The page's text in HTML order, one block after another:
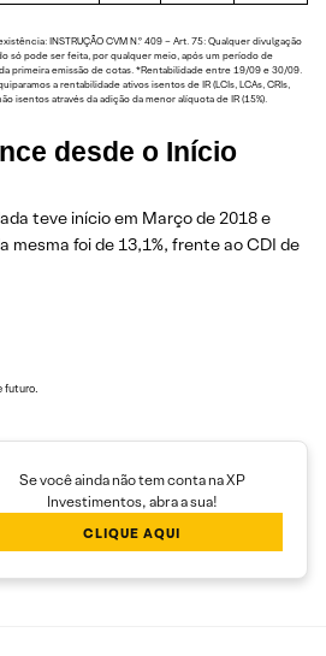
INSTRUÇÃO CVM N.º 409 – Art. 75: Qualquer divulgação
só pode ser feita, por qualquer meio, após um período de
primeira emissão de cotas. *Rentabilidade entre 19/09 e 30/09.
a rentabilidade ativos isentos de IR (LCIs, LCAs, CRIs,
isentos através da adição da menor alíquota de IR (15%).
desde o Início
teve início em Março de 2018 e
mesma foi de 13,1%, frente ao CDI de
futuro.
Se você ainda não tem conta na XP
Investimentos, abra a sua!
CLIQUE AQUI